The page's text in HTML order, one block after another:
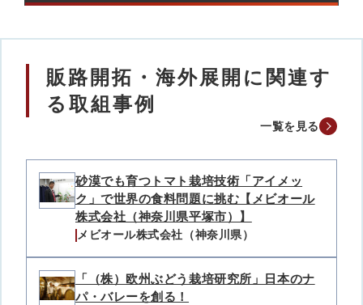
販路開拓・海外展開に関連す
る取組事例
一覧を見る
砂漠でも育つトマト栽培技術「アイメッ
ク」で世界の食料問題に挑む【メビオール
株式会社（神奈川県平塚市）】
メビオール株式会社（神奈川県）
「（株）欧州ぶどう栽培研究所」日本のナ
パ・バレーを創る！